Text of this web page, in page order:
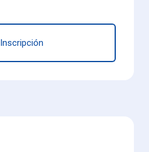
Inscripción